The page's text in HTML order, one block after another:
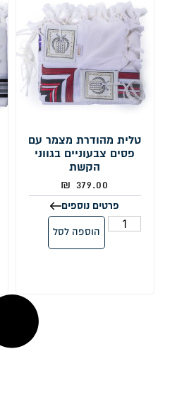
טלית מהודרת מצמר עם
פסים צבעוניים בגווני
הקשת
379.00
₪
פרטים נוספים
הוספה לסל